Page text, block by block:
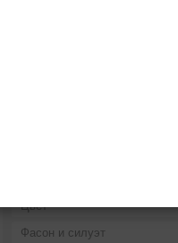
Цвет
Фасон и силуэт